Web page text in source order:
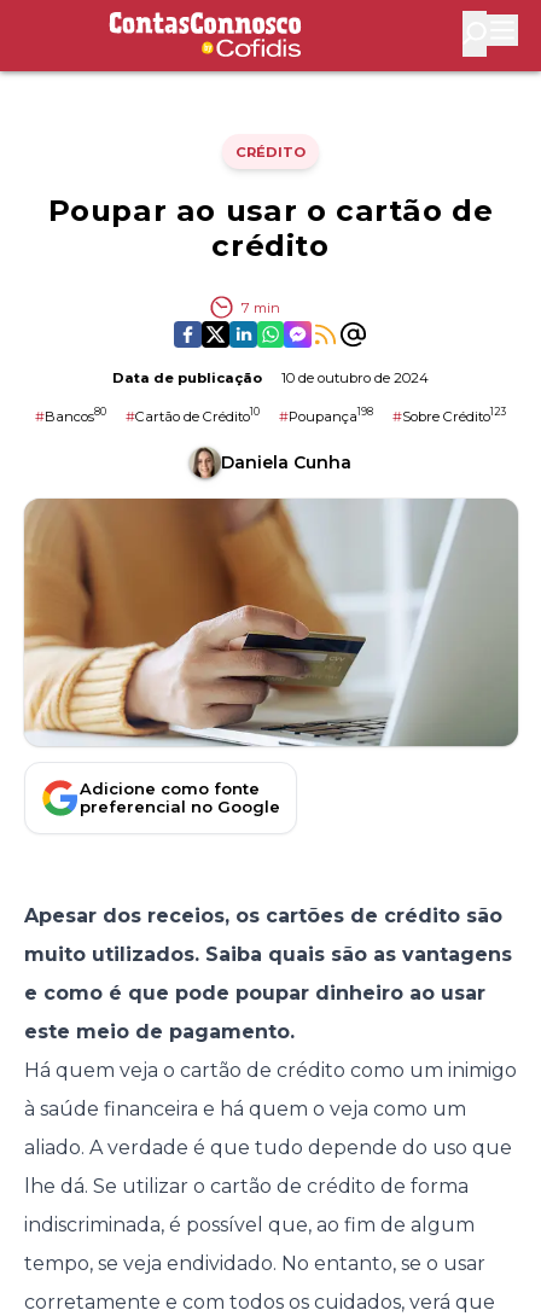
Contas Connosco by Cofidis
CRÉDITO
Poupar ao usar o cartão de
crédito
7 min
Data de publicação 10 de outubro de 2024
#Bancos80 #Cartão de Crédito10 #Poupança198 #Sobre Crédito123
Daniela Cunha
Adicione como fonte
preferencial no Google
Apesar dos receios, os cartões de crédito são
muito utilizados. Saiba quais são as vantagens
e como é que pode poupar dinheiro ao usar
este meio de pagamento.
Há quem veja o cartão de crédito como um inimigo
à saúde financeira e há quem o veja como um
aliado. A verdade é que tudo depende do uso que
lhe dá. Se utilizar o cartão de crédito de forma
indiscriminada, é possível que, ao fim de algum
tempo, se veja endividado. No entanto, se o usar
corretamente e com todos os cuidados, verá que